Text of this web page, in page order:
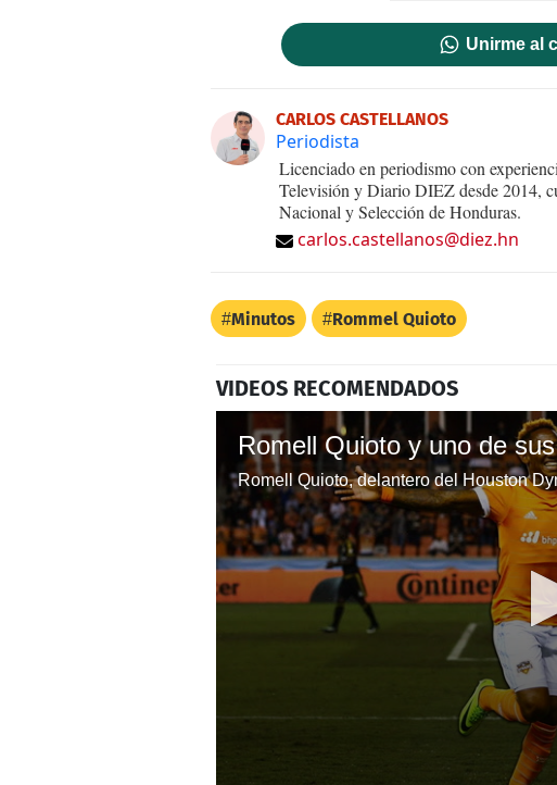
Unirme al
CARLOS CASTELLANOS
Periodista
Licenciado en periodismo con
Televisión y Diario DIEZ desde 2014,
Nacional y Selección de Honduras.
carlos.castellanos@diez.hn
Minutos Rommel Quioto
VIDEOS RECOMENDADOS